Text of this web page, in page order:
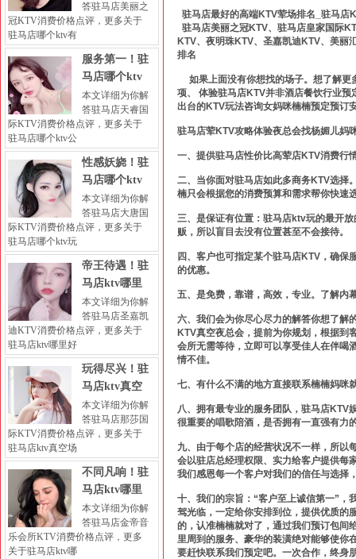
驻马店最好的高端KTV荤场排名_驻马店
驻马店美丽之冠KTV、驻马店皇家国际
KTV、夜明珠KTV、圣嘉凯迪KTV、美丽
排名
如果上面没有你想找的场子。想了解更
项、 体验驻马店KTV并非酒店餐饮行业
出台的KTV玩法咨询女妈咪楠楠预定预订
驻马店荤KTV攻略体验夜总会找杨媚儿妈
一、提供驻马店性价比高荤店KTV消费行
二、当你面对驻马店如此多商务KTV选择
楠只会根据您的消费预算和需求帮你快速
三、是保证有位置：驻马店ktv玩的最开
贩，所以盲目去没有位置甚至不会接待。
四、客户也可指定某个驻马店KTV，确保
的优惠。
五、是免费，靠谱，高效，专业。了解内
六、我们会为你尽心尽力的解答你想了解
KTV真空夜总会，提前为你规划，根据到
会所无需等待，立即可以享受佳人在伴喝
情不佳。
七、有什么不满的地方直接联系楠楠妈咪
八、拥有最专业的服务团队，驻马店KTV
很重要的唱歌陪酒，是否拥有一直强有力
九、由于每个店的经营状况不一样，所以
会以驻店总经理权限、实力给客户提供每
我们感恩每一个客户对我们的信任与选择
十、我们的宗旨：“客户至上诚信第一”，
驾光临，一定给你安排到位，提供优质的
的，认准楠楠就对了，通过我们预订包间
里周到的服务、豪华的装潢绝对能够使你
要赶快联系我们预定吧。一次合作，终身
答驻马店美丽之
冠KTV消费价格点评，更多关于
驻马店哪个ktv有
服务第一！驻
马店哪个ktv
本文详细为你解
答驻马店天睿国
际KTV消费价格点评，更多关于
驻马店哪个ktv公
性感妖娆！驻
马店哪个ktv
本文详细为你解
答驻马店大唐国
际KTV消费价格点评，更多关于
驻马店哪个ktv玩
帝王待遇！驻
马店ktv哪里
本文详细为你解
答驻马店圣嘉凯
迪KTV消费价格点评，更多关于
驻马店ktv哪里好
玩得尽兴！驻
马店ktv真空
本文详细为你解
答驻马店那莎国
际KTV消费价格点评，更多关于
驻马店ktv真空场
不同凡响！驻
马店ktv哪里
本文详细为你解
答驻马店金帝音
乐会所KTV消费价格点评，更多
关于驻马店ktv哪